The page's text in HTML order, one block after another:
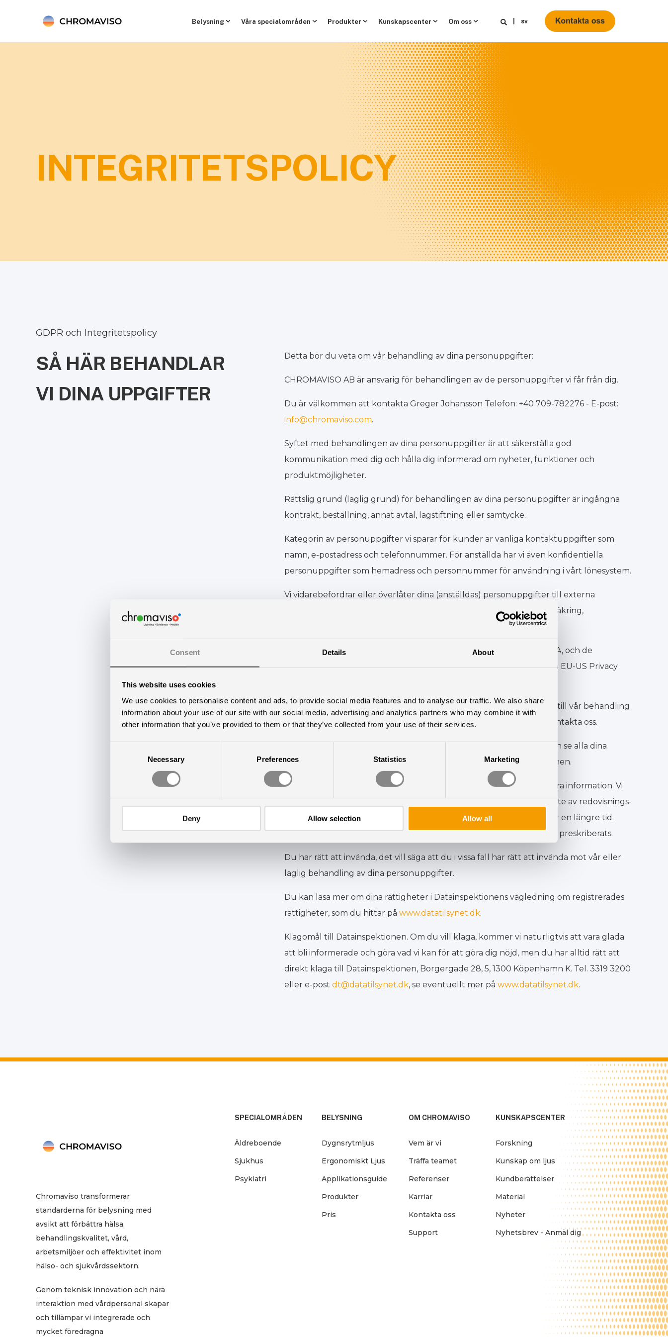
Consent Details About
This website uses cookies
We use cookies to personalise content and ads, to provide social media features and to analyse our traffic. We also share
information about your use of our site with our social media, advertising and analytics partners who may combine it with
other information that you’ve provided to them or that they’ve collected from your use of their services.
Necessary Preferences Statistics Marketing
Deny Allow selection Allow all
Belysning Våra specialområden Produkter Kunskapscenter Om oss sv
INTEGRITETSPOLICY
GDPR och Integritetspolicy
SÅ HÄR BEHANDLAR
VI DINA UPPGIFTER
Detta bör du veta om vår behandling av dina personuppgifter:
CHROMAVISO AB är ansvarig för behandlingen av de personuppgifter vi får från dig.
Du är välkommen att kontakta Greger Johansson Telefon: +40 709-782276 - E-post:
info@chromaviso.com.
Syftet med behandlingen av dina personuppgifter är att säkerställa god
kommunikation med dig och hålla dig informerad om nyheter, funktioner och
produktmöjligheter.
Rättslig grund (laglig grund) för behandlingen av dina personuppgifter är ingångna
kontrakt, beställning, annat avtal, lagstiftning eller samtycke.
Kategorin av personuppgifter vi sparar för kunder är vanliga kontaktuppgifter som
namn, e-postadress och telefonnummer. För anställda har vi även konfidentiella
personuppgifter som hemadress och personnummer för användning i vårt lönesystem.
Vi vidarebefordrar eller överlåter dina (anställdas) personuppgifter till externa
mottagare, till exempel Skatteverket, kommunen, ATP, pension, försäkring,
semesterkonto, föräldraledighet och andra underbiträden.
Några av våra underbiträden finns utanför EU/EES - till exempel i USA, och de
amerikanska databehandlarna finns på EU-kommissionens godkända EU-US Privacy
Enligt dataskyddsförordningen har du vissa rättigheter i förhållande till vår behandling
av dina personuppgifter. Om du vill utöva dina rättigheter ska du kontakta oss.
Du har rätt till insyn och rättelse, det vill säga att du när som helst kan se alla dina
insamlade data på vår plattform och korrigera/uppdatera informationen.
Du har rätt till radering, det vill säga att du alltid har tillgång att radera information. Vi
raderar all information efter projektets/anställningens avslut, om vi inte av redovisnings-
eller juridiska skäl anser att det är nödvändigt att behålla dem under en längre tid.
Uppgifterna raderas senast när eventuella fordringsrättsliga krav har preskriberats.
Du har rätt att invända, det vill säga att du i vissa fall har rätt att invända mot vår eller
laglig behandling av dina personuppgifter.
Du kan läsa mer om dina rättigheter i Datainspektionens vägledning om registrerades
rättigheter, som du hittar på www.datatilsynet.dk.
Klagomål till Datainspektionen. Om du vill klaga, kommer vi naturligtvis att vara glada
att bli informerade och göra vad vi kan för att göra dig nöjd, men du har alltid rätt att
direkt klaga till Datainspektionen, Borgergade 28, 5, 1300 Köpenhamn K. Tel. 3319 3200
eller e-post dt@datatilsynet.dk, se eventuellt mer på www.datatilsynet.dk.
Chromaviso transformerar
standarderna för belysning med
avsikt att förbättra hälsa,
behandlingskvalitet, vård,
arbetsmiljöer och effektivitet inom
hälso- och sjukvårdssektorn.
Genom teknisk innovation och nära
interaktion med vårdpersonal skapar
och tillämpar vi integrerade och
mycket föredragna
SPECIALOMRÅDEN
Äldreboende
Sjukhus
Psykiatri
BELYSNING
Dygnsrytmljus
Ergonomiskt Ljus
Applikationsguide
Produkter
Pris
OM CHROMAVISO
Vem är vi
Träffa teamet
Referenser
Karriär
Kontakta oss
Support
KUNSKAPSCENTER
Forskning
Kunskap om ljus
Kundberättelser
Material
Nyheter
Nyhetsbrev - Anmäl dig